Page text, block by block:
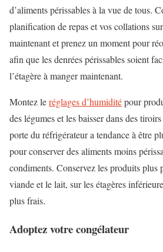
d’aliments périssables à la vue de tous.
planification de repas et vos collations
maintenant et prenez un moment pour
afin que les denrées périssables soient
l’étagère à manger maintenant.
Montez leréglages d’humiditépour
des légumes et les baisser dans des
porte du réfrigérateur a tendance à être
pour conserver des aliments moins
condiments. Conservez les produits plus
viande et le lait, sur les étagères
plus frais.
Adoptez votre congélateur